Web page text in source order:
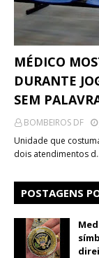
MÉDICO
DURANTE
SEM
BOMBEIROS DF
Unidade que
dois atendimentos
POSTAGENS